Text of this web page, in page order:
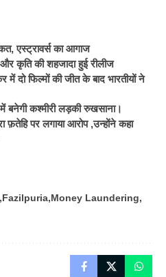
एस्ट्रावर्स का आगाज
कृति की शहजादा हुई रीलीज
फिल्मों की जीत के बाद भारतीयों ने
बनेगी कश्मीरी लड़की रुखसाना।
पर लगाया आरोप ,उन्होंने कहा
Fazilpuria Money Laundering